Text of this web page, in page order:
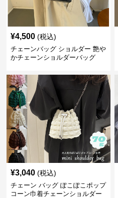
¥4,500 (税込)
チェーンバッグ ショルダー 艶や
かチェーンショルダーバッグ
¥3,040 (税込)
チェーン バッグ ぽこぽこポップ
コーン巾着チェーンショルダー